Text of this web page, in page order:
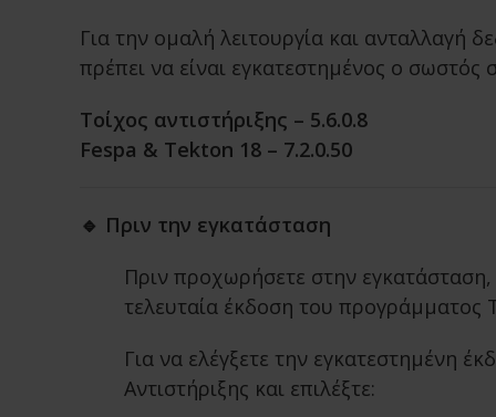
Για την ομαλή λειτουργία και
πρέπει να είναι εγκατεστημένος ο
Τοίχος αντιστήριξης – 5.6.0.8
Fespa & Tekton 18 – 7.2.0.50
🔹 Πριν την εγκατάσταση
Πριν προχωρήσετε στην εγκατάσταση,
τελευταία έκδοση του προγράμματος
Για να ελέγξετε την εγκατεστημένη
Αντιστήριξης και επιλέξτε: